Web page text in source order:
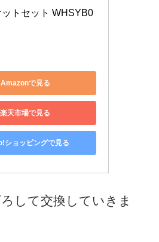
ットセット WHSYB0
Amazonで見る
楽天市場で見る
ショッピングで見る
して交換していきま